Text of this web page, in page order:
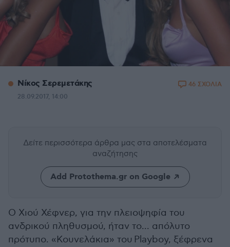
Νίκος Σερεμετάκης
28.09.2017, 14:00
46 ΣΧΟΛΙΑ
Δείτε περισσότερα άρθρα μας στα αποτελέσματα
αναζήτησης
Add Protothema.gr on Google
Ο Χιού Χέφνερ, για την πλειοψηφία του
ανδρικού πληθυσμού, ήταν το... απόλυτο
πρότυπο. «Κουνελάκια» του Playboy, ξέφρενα